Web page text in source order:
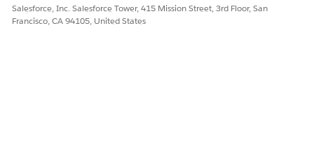
Salesforce, Inc. Salesforce Tower, 415 Mission Street, 3rd Floor, San
Francisco, CA 94105, United States